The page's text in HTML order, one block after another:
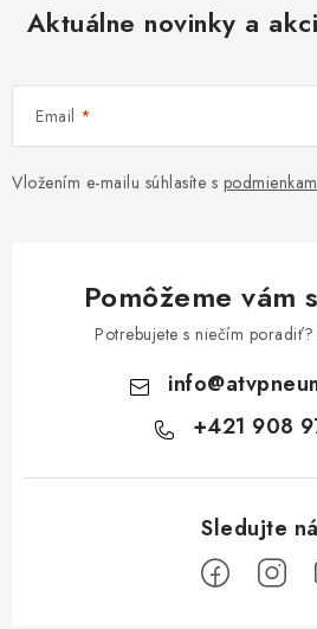
Aktuálne novinky a
Email
Vložením e-mailu súhlasíte s
Pomôžeme vám
Potrebujete s niečím
info@
+421 908